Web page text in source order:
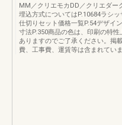
MM／クリエモカDD／クリエダー
埋込方式についてはP.10684ラシ
仕切りセット価格一覧P.54デザイ
寸法P.350商品の色は、印刷の特
ありますのでご了承ください。掲
費、工事費、運賃等は含まれてい